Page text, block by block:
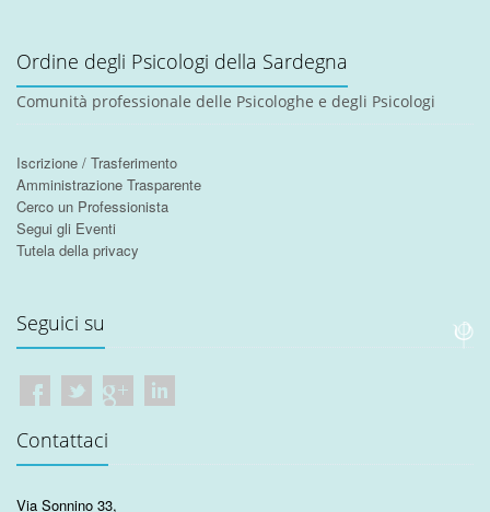
Ordine degli Psicologi della Sardegna
Comunità professionale delle Psicologhe e degli Psicologi
Iscrizione / Trasferimento
Amministrazione Trasparente
Cerco un Professionista
Segui gli Eventi
Tutela della privacy
Seguici su
Contattaci
Via Sonnino 33,